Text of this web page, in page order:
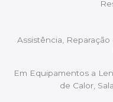
Assistência,
Em Equipamentos a
de Calor,